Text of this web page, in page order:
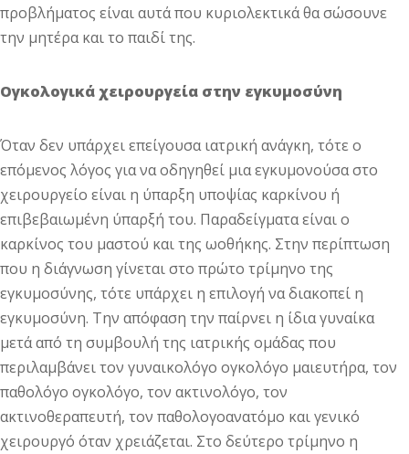
προβλήματος είναι αυτά που κυριολεκτικά θα σώσουνε
την μητέρα και το παιδί της.
Ογκολογικά χειρουργεία στην εγκυμοσύνη
Όταν δεν υπάρχει επείγουσα ιατρική ανάγκη, τότε ο
επόμενος λόγος για να οδηγηθεί μια εγκυμονούσα στο
χειρουργείο είναι η ύπαρξη υποψίας καρκίνου ή
επιβεβαιωμένη ύπαρξή του. Παραδείγματα είναι ο
καρκίνος του μαστού και της ωοθήκης. Στην περίπτωση
που η διάγνωση γίνεται στο πρώτο τρίμηνο της
εγκυμοσύνης, τότε υπάρχει η επιλογή να διακοπεί η
εγκυμοσύνη. Την απόφαση την παίρνει η ίδια γυναίκα
μετά από τη συμβουλή της ιατρικής ομάδας που
περιλαμβάνει τον γυναικολόγο ογκολόγο μαιευτήρα, τον
παθολόγο ογκολόγο, τον ακτινολόγο, τον
ακτινοθεραπευτή, τον παθολογοανατόμο και γενικό
χειρουργό όταν χρειάζεται. Στο δεύτερο τρίμηνο η